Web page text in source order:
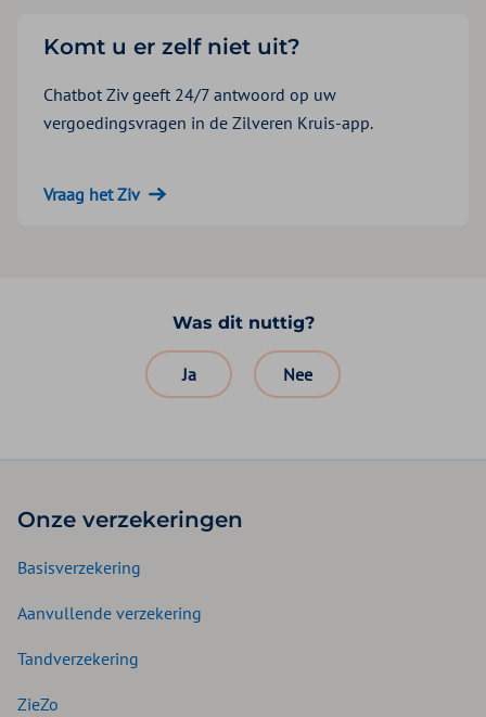
Komt u er zelf niet uit?
Chatbot Ziv geeft 24/7 antwoord op uw
vergoedingsvragen in de Zilveren Kruis-app.
Vraag het Ziv
Was dit nuttig?
Ja Nee
Onze verzekeringen
Basisverzekering
Aanvullende verzekering
Tandverzekering
ZieZo